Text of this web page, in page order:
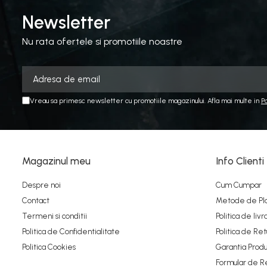
MACHETE AUTO SCARA 1:87
MACHETE CAMIOANE / CAP
MACHETE ELICOPTERE SI
AVIOANE
BICICLETE
Miniaturi Navale de Colectie
MACHETE RALIU – Miniaturi
MACHETE VEHICULE
INTERVENTIE
MINI DIORAME
Newsletter
Nu rata ofertele si promotiile noastre
Vreau sa primesc newsletter cu promotiile magazinului. Afla mai multe in
Magazinul meu
Despre noi
Contact
Termeni si conditii
Politica de Confidentialitate
Politica Cookies
Info Clienti
Cum Cumpar
Metode de
Politica de
Politica de
Garantia
Formular de